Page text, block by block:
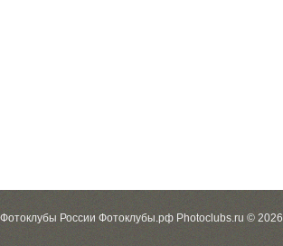
Фотоклубы России Фотоклубы.рф Photoclubs.ru © 2026